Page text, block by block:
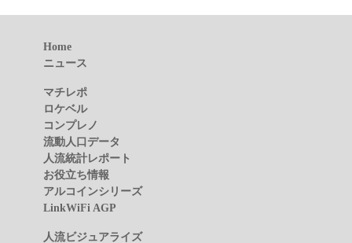
Home
ニュース
マチレポ
ロケベル
コンプレノ
流動人口データ
人流統計レポート
お役立ち情報
アルコインシリーズ
LinkWiFi AGP
人流ビジュアライズ